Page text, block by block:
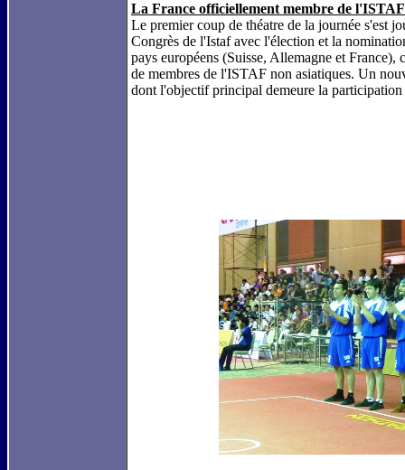
La France officiellement membre de l'ISTAF
Le premier coup de théatre de la journée s'est
Congrès de l'Istaf avec l'élection et la
pays européens (Suisse, Allemagne et
de membres de l'ISTAF non asiatiques. Un
dont l'objectif principal demeure la